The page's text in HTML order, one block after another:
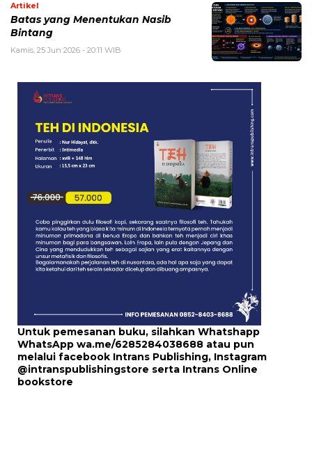
Artikel
Batas yang Menentukan Nasib
Bintang
Kamis, 25 Jun 2026 - 20:11 WIB
Untuk pemesanan buku, silahkan Whatshapp
WhatsApp wa.me/6285284038688 atau pun
melalui facebook Intrans Publishing, Instagram
@intranspublishingstore serta Intrans Online
bookstore